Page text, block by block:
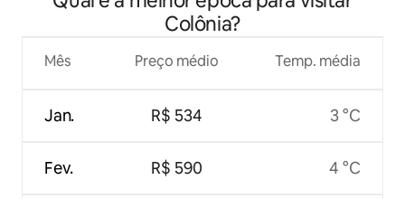
Colônia?
Mês
Jan.
Fev.
Preço médio
R$ 534
R$ 590
Temp. média
3 °C
4 °C